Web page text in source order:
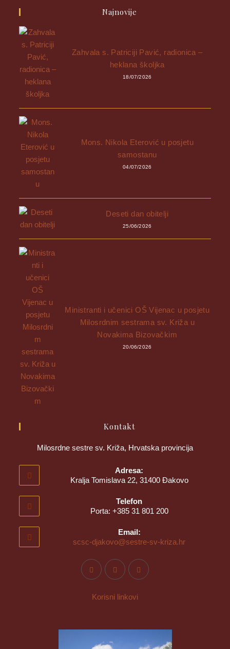
Najnovije
Zahvala s. Patriciji Pavić, radionica –
heklana školjka
18/07/2026
Mons. Nikola Eterović u posjetu
samostanu
04/07/2026
Deseti dan obitelji
25/06/2026
Ministranti i učenici OŠ Vijenac u posjetu
Milosrdnim sestrama sv. Križa u
Novakima Bizovačkim
20/06/2026
Kontakt
Milosrdne sestre sv. Križa, Hrvatska provincija
Adresa:
Kralja Tomislava 22, 31400 Đakovo
Telefon
Porta: +385 31 801 200
Email:
scsc-djakovo@sestre-sv-kriza.hr
Korisni linkovi